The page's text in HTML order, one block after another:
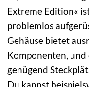
Extreme Edition«
problemlos
Gehäuse bietet
Komponenten,
genügend
Du kannst